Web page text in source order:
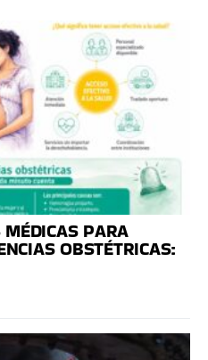
MÉDICAS PARA
OBSTÉTRICAS: